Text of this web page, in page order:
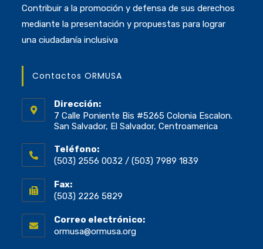
Contribuir a la promoción y defensa de sus derechos
mediante la presentación y propuestas para lograr
una ciudadanía inclusiva
Contactos ORMUSA
Dirección:
7 Calle Poniente Bis #5265 Colonia Escalon.
San Salvador, El Salvador, Centroamerica
Teléfono:
(503) 2556 0032 / (503) 7989 1839
Fax:
(503) 2226 5829
Correo electrónico:
ormusa@ormusa.org